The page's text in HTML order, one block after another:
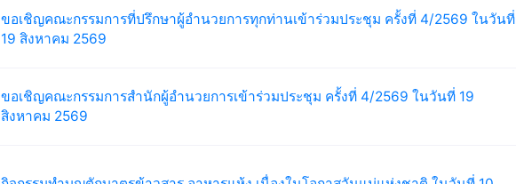
ขอเชิญคณะกรรมการที่ปรึกษาผู้อำนวยการทุกท่านเข้าร่วมประชุม ครั้งที่ 4/2569 ในวันที่
19 สิงหาคม 2569
ขอเชิญคณะกรรมการสำนักผู้อำนวยการเข้าร่วมประชุม ครั้งที่ 4/2569 ในวันที่ 19
สิงหาคม 2569